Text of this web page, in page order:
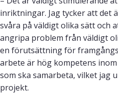
inriktningar. Jag tycker att det
svåra på väldigt olika sätt och
angripa problem från väldigt
en förutsättning för
arbete är hög kompetens
som ska samarbeta, vilket jag
projekt.